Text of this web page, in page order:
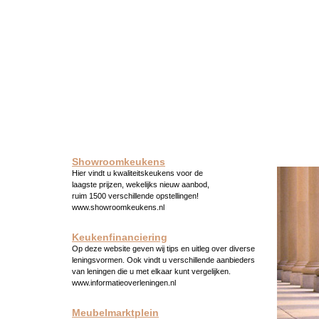
Showroomkeukens
Hier vindt u kwaliteitskeukens voor de
laagste prijzen, wekelijks nieuw aanbod,
ruim 1500 verschillende opstellingen!
www.showroomkeukens.nl
Keukenfinanciering
Op deze website geven wij tips en uitleg over diverse
leningsvormen. Ook vindt u verschillende aanbieders
van leningen die u met elkaar kunt vergelijken.
www.informatieoverleningen.nl
Meubelmarktplein